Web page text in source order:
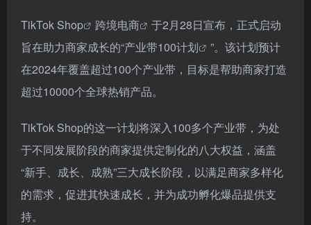
TikTok Shop 跨境电商
于2月28日宣布，正式启动
旨在助力商家成长的“产业带100计划
”。该计划预计
在2024年覆盖超过100个产业带，目标是帮助商家打造
超过10000个全球热销产品。
TikTok Shop的这一计划将深入100多个产业带，为处
于不同发展阶段的商家提供定制化的八大权益，涵盖
“新手、成长、成熟”三大成长阶段，以满足商家多样化
的需求，促进其快速成长，并为成功孵化爆品提供支
持。